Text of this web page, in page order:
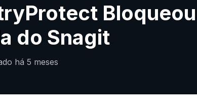
do Snagit
há 5 meses